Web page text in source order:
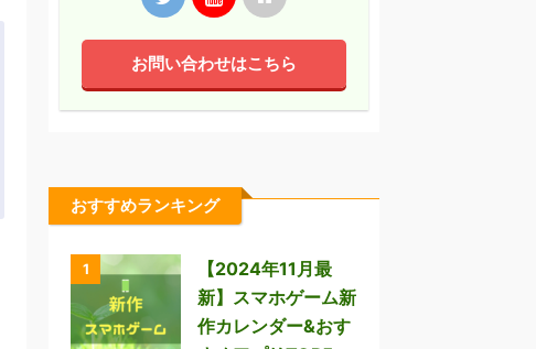
お問い合わせはこちら
おすすめランキング
1
【2024年11月最
新】スマホゲーム新
作カレンダー&おす